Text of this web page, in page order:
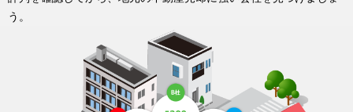
う。